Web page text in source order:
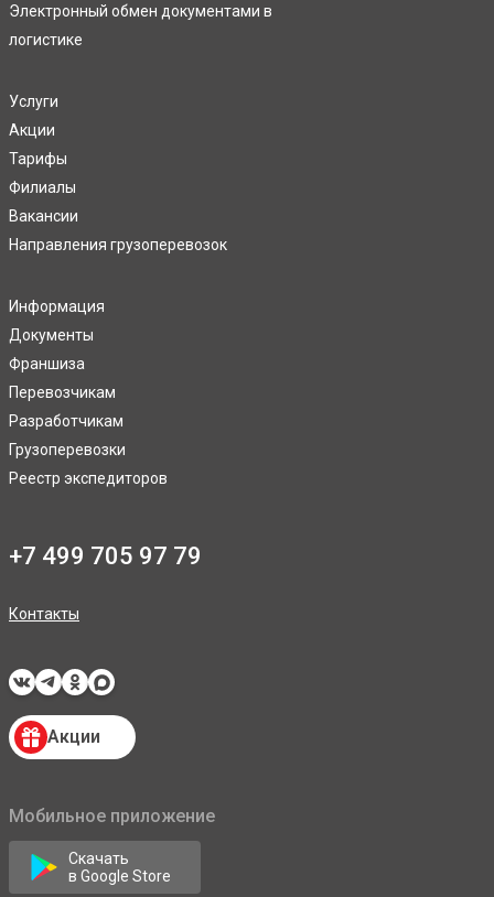
Электронный обмен документами в
логистике
Услуги
Акции
Тарифы
Филиалы
Вакансии
Направления грузоперевозок
Информация
Документы
Франшиза
Перевозчикам
Разработчикам
Грузоперевозки
Реестр экспедиторов
+7 499 705 97 79
Контакты
Акции
Мобильное приложение
Скачать
в Google Store